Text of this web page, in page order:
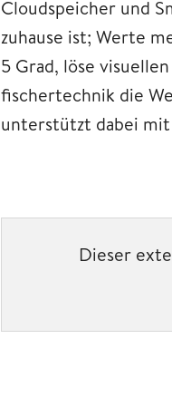
Cloudspeicher und
zuhause ist; Werte
5 Grad, löse
fischertechnik die
unterstützt dabei
Dieser